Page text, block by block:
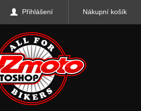
Přihlášení Nákupní košík